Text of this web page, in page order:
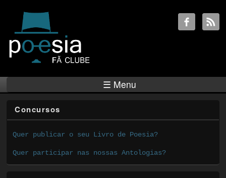
☰ Menu
Concursos
Quer publicar o seu Livro de Poesia?
Quer participar nas nossas Antologias?